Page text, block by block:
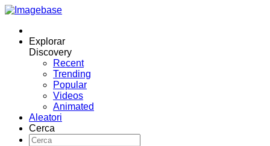
Explorar
Discovery
Recent
Trending
Popular
Videos
Animated
Aleatori
Cerca